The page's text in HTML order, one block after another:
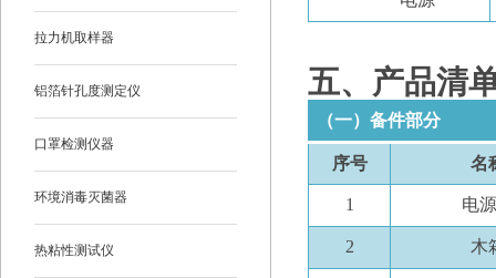
质
拉力机取样器
铝箔针孔度测定仪
口罩检测仪器
环境消毒灭菌器
热粘性测试仪
五、产品清
（一）备件部分
序号 名
1 电
2 木